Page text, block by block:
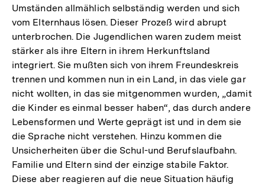
Umständen allmählich selbständig werden und sich
vom Elternhaus lösen. Dieser Prozeß wird abrupt
unterbrochen. Die Jugendlichen waren zudem meist
stärker als ihre Eltern in ihrem Herkunftsland
integriert. Sie mußten sich von ihrem Freundeskreis
trennen und kommen nun in ein Land, in das viele gar
nicht wollten, in das sie mitgenommen wurden, „damit
die Kinder es einmal besser haben“, das durch andere
Lebensformen und Werte geprägt ist und in dem sie
die Sprache nicht verstehen. Hinzu kommen die
Unsicherheiten über die Schul-und Berufslaufbahn.
Familie und Eltern sind der einzige stabile Faktor.
Diese aber reagieren auf die neue Situation häufig